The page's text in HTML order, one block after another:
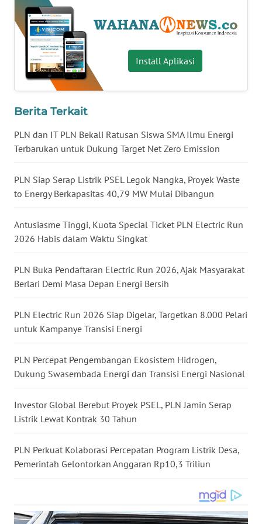
Install Aplikasi
Berita Terkait
PLN dan IT PLN Bekali Ratusan Siswa SMA Ilmu Energi
Terbarukan untuk Dukung Target Net Zero Emission
PLN Siap Serap Listrik PSEL Legok Nangka, Proyek Waste
to Energy Berkapasitas 40,79 MW Mulai Dibangun
Antusiasme Tinggi, Kuota Special Ticket PLN Electric Run
2026 Habis dalam Waktu Singkat
PLN Buka Pendaftaran Electric Run 2026, Ajak Masyarakat
Berlari Demi Masa Depan Energi Bersih
PLN Electric Run 2026 Siap Digelar, Targetkan 8.000 Pelari
untuk Kampanye Transisi Energi
PLN Percepat Pengembangan Ekosistem Hidrogen,
Dukung Swasembada Energi dan Transisi Energi Nasional
Investor Global Berebut Proyek PSEL, PLN Jamin Serap
Listrik Lewat Kontrak 30 Tahun
PLN Perkuat Kolaborasi Percepatan Program Listrik Desa,
Pemerintah Gelontorkan Anggaran Rp10,3 Triliun
WN
BABEL
WN
SUMBAR
SUMSEL
WN
WN
LAMPUNG
WN
JATENG
WN
NUSANTARA
WN
JOGJA
WN
JATIM
WN
BALI
WN
KALBAR
KALTENG